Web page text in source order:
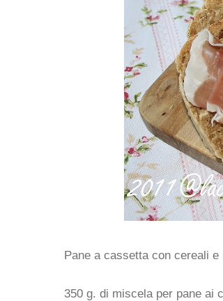
Pane a cassetta con cereali e
350 g. di miscela per pane ai